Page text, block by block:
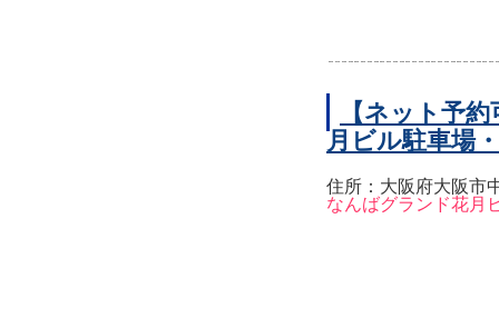
【ネット予
月ビル駐車場
住所：大阪府大阪市
なんばグランド花